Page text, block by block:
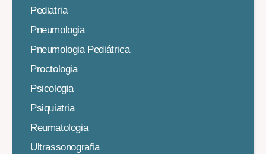
Pediatria
Pneumologia
Pneumologia Pediátrica
Proctologia
Psicologia
Psiquiatria
Reumatologia
Ultrassonografia